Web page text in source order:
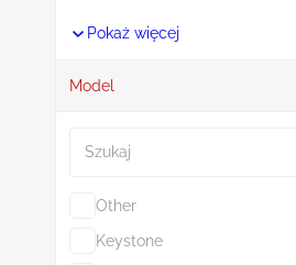
Pokaż więcej
Model
Other
Keystone